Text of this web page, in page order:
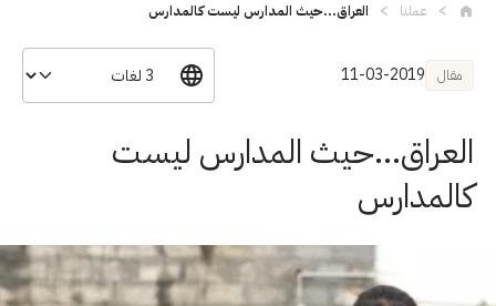
عملنا العراق...حيث المدارس ليست كالمدارس
مقال 11-03-2019
العراق...حيث المدارس ليست
كالمدارس